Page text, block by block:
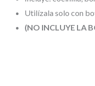
Utilízala solo con
(NO INCLUYE LA